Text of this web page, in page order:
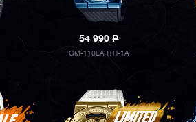
54 990P
GM-110EARTH-1A